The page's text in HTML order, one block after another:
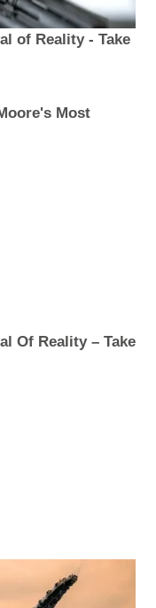
of Reality - Take
Most
Of Reality – Take